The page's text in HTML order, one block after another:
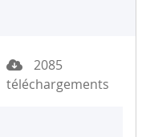
2085
téléchargements